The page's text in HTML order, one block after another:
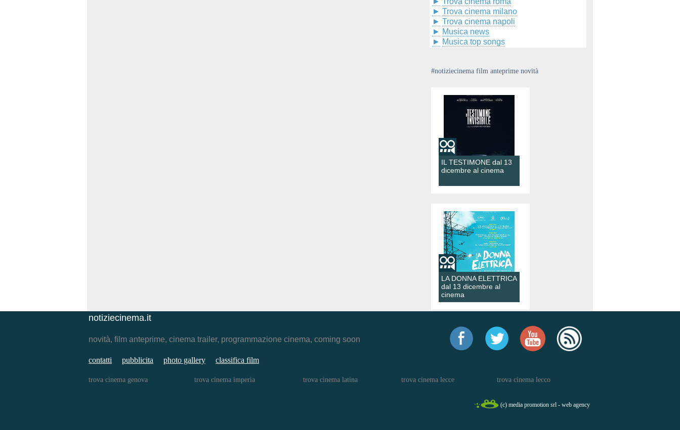
► Trova cinema milano
► Trova cinema napoli
► Musica news
► Musica top songs
#notiziecinema film anteprime novità
IL TESTIMONE dal 13
dicembre al cinema
LA DONNA ELETTRICA
dal 13 dicembre al
cinema
notiziecinema.it
novità, film anteprime, cinema trailer, programmazione cinema, coming soon
contatti pubblicita photo gallery classifica film
trova cinema genova trova cinema imperia trova cinema latina trova cinema lecce trova cinema lecco
(c) media promotion srl - web agency